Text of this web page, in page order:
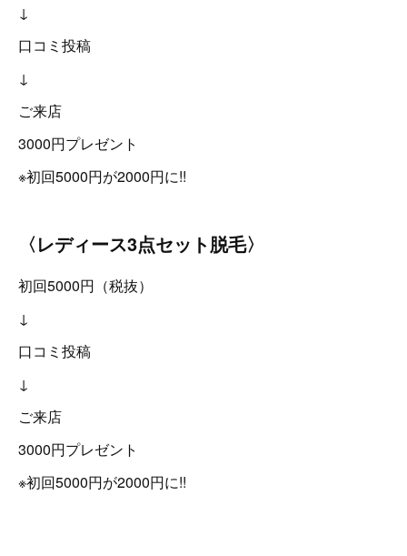
↓
口コミ投稿
↓
ご来店
3000円プレゼント
※初回5000円が2000円に!!
〈レディース3点セット脱毛〉
初回5000円（税抜）
↓
口コミ投稿
↓
ご来店
3000円プレゼント
※初回5000円が2000円に!!